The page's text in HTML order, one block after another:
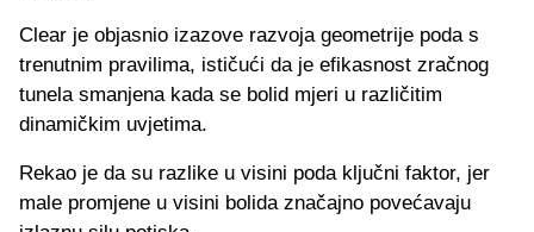
Clear je objasnio izazove razvoja geometrije poda s
trenutnim pravilima, ističući da je efikasnost zračnog
tunela smanjena kada se bolid mjeri u različitim
dinamičkim uvjetima.
Rekao je da su razlike u visini poda ključni faktor, jer
male promjene u visini bolida značajno povećavaju